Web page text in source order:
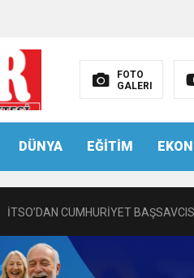
FOTO
GALERI
DÜNYA EĞİTİM
İTSO’DAN CUMHURİYET
İNCE’NİN CHP’DE KALMASININ